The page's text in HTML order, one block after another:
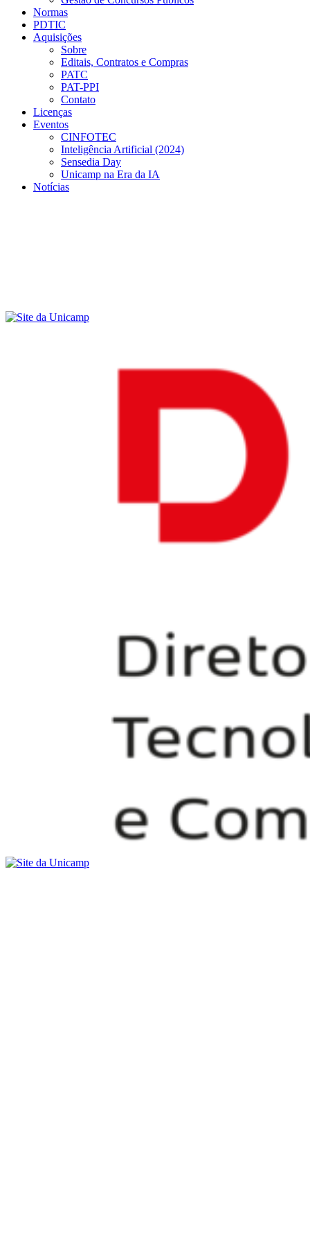
Normas
PDTIC
Aquisições
Sobre
Editais, Contratos e Compras
PATC
PAT-PPI
Contato
Licenças
Eventos
CINFOTEC
Inteligência Artificial (2024)
Sensedia Day
Unicamp na Era da IA
Notícias